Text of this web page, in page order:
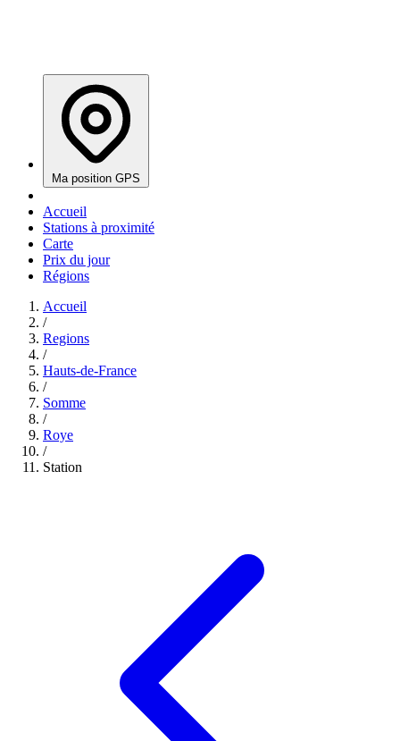
Ma position GPS
Accueil
Stations à proximité
Carte
Prix du jour
Régions
Accueil
/
Regions
/
Hauts-de-France
/
Somme
/
Roye
/
Station